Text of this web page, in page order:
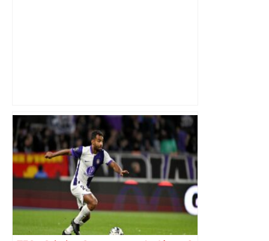
Direct. Top 14 – Perpignan – Toulouse :
l’Usap peut-elle faire chuter le
champion toulousain ? – Rugbyrama